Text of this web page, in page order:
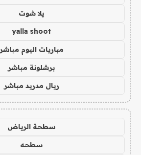
يلا شوت
yalla shoot
مباريات اليوم مباشر
برشلونة مباشر
ريال مدريد مباشر
سطحة الرياض
سطحه